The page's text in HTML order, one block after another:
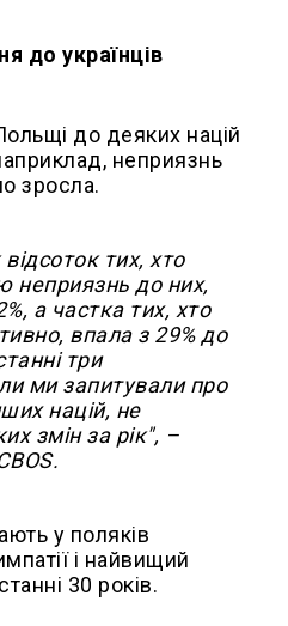
до українців
до деяких націй
неприязнь
зросла.
відсоток тих, хто
неприязнь до них,
а частка тих, хто
впала з 29% до
три
ми запитували про
націй, не
змін за рік", –
у поляків
і найвищий
30 років.